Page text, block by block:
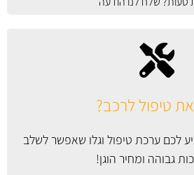
טיפול לרכב?
לכם ערכת טיפול וגלו שאפשר לשלב
גבוהה ומחיר הוגן!